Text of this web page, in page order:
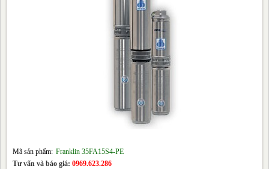
Máy Bơm Chìm Giếng Khoan Foras
Máy Bơm Chìm Giếng Khoan Vertix
Mã sản phẩm: Franklin 35FA15S4-PE
Tư vấn và báo giá: 0969.623.286